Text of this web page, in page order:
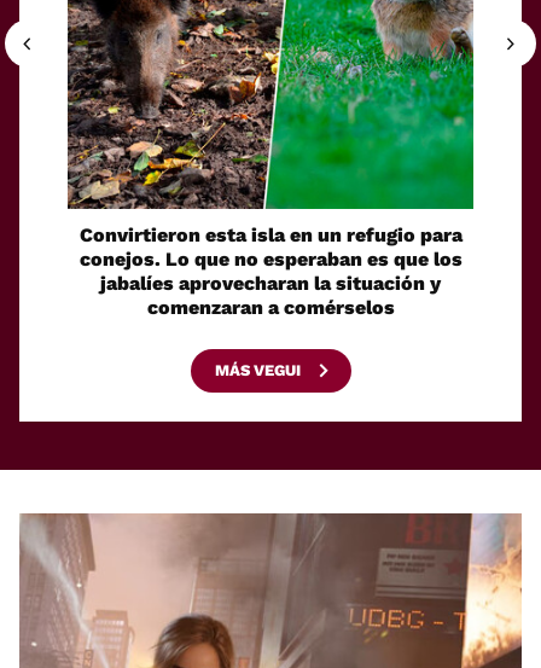
Convirtieron esta isla en un refugio para
conejos. Lo que no esperaban es que los
jabalíes aprovecharan la situación y
comenzaran a comérselos
MÁS VEGUI